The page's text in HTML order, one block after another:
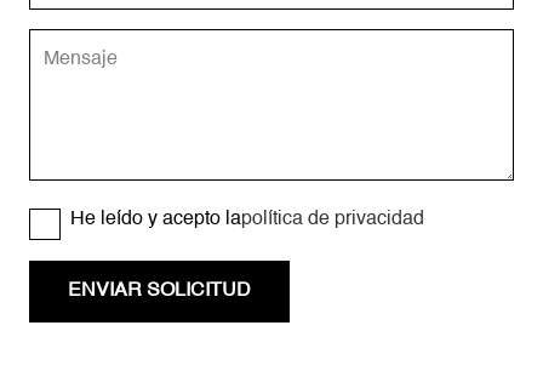
He leído y acepto lapolítica de privacidad